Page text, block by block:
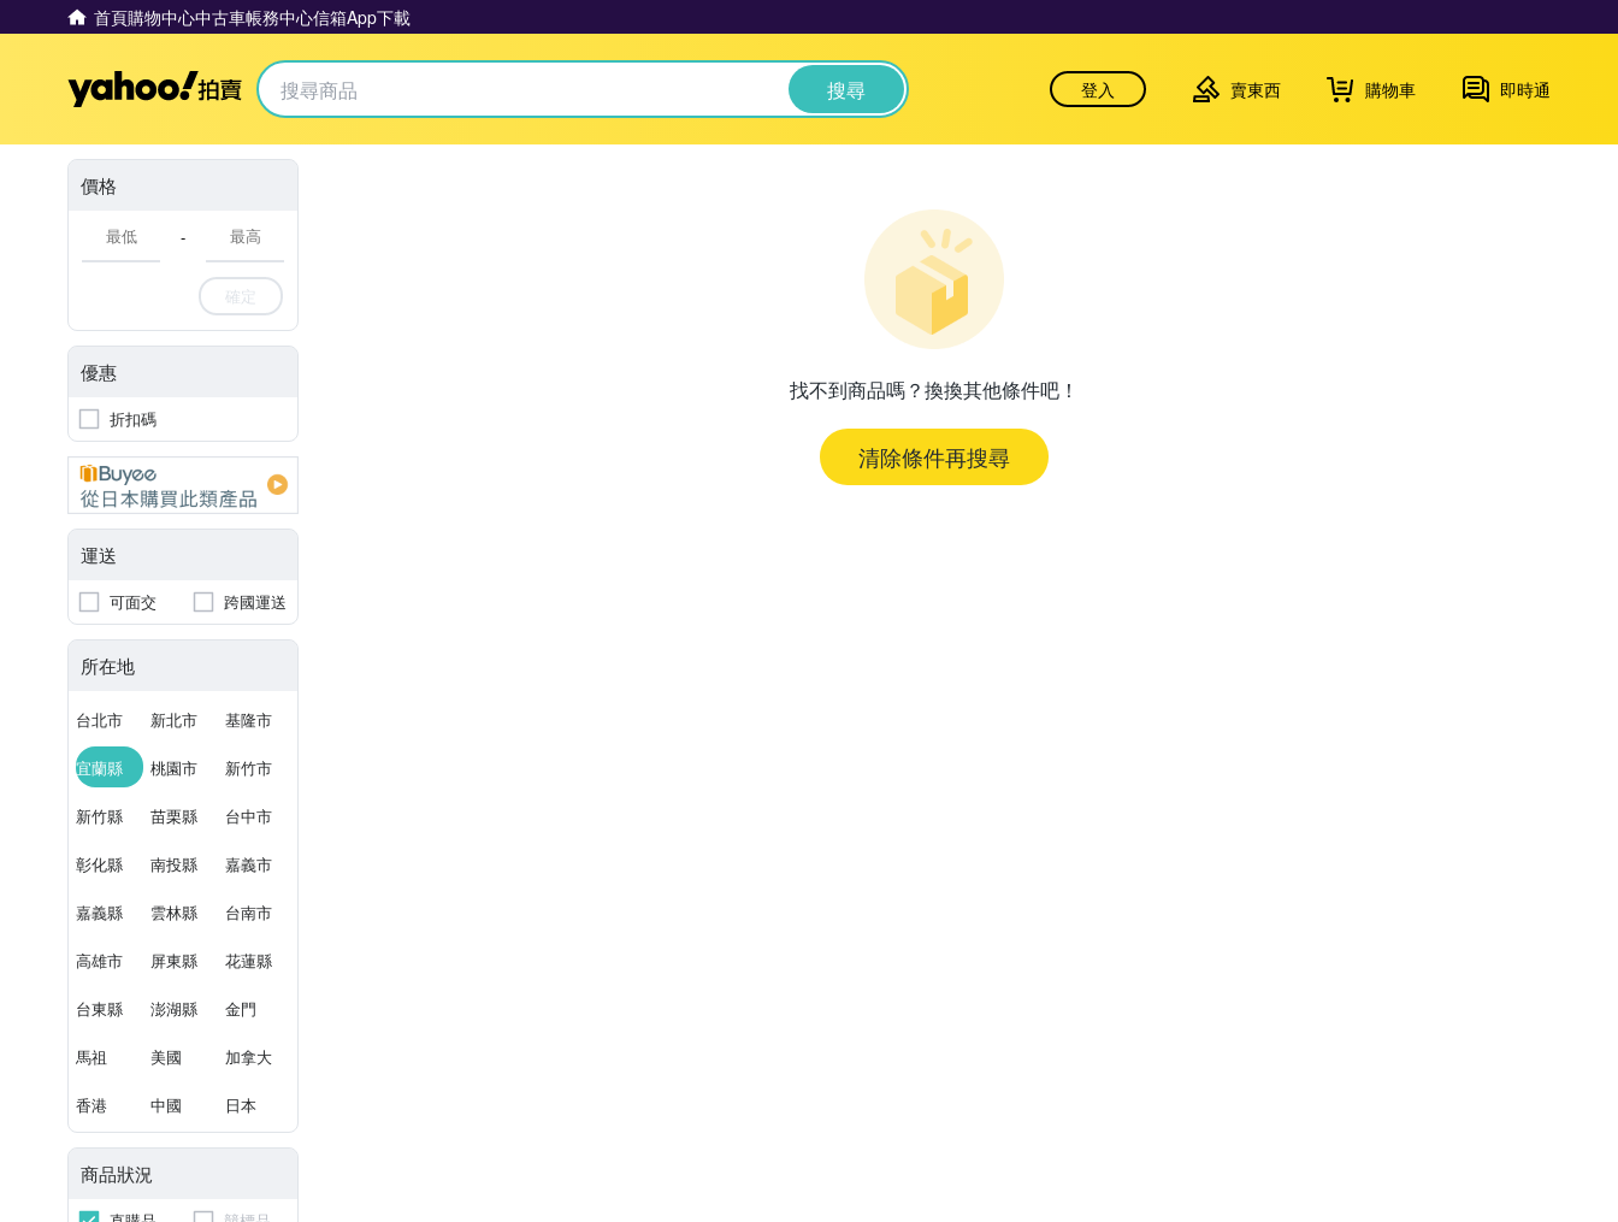
首頁購物中心中古車帳務中心信箱App下載
Yahoo拍賣 搜尋 登入 賣東西 購物車 即時通
價格
-
確定
優惠
折扣碼
運送
可面交 跨國運送
所在地
台北市 新北市 基隆市
宜蘭縣 桃園市 新竹市
新竹縣 苗栗縣 台中市
彰化縣 南投縣 嘉義市
嘉義縣 雲林縣 台南市
高雄市 屏東縣 花蓮縣
台東縣 澎湖縣 金門
馬祖 美國 加拿大
香港 中國 日本
商品狀況
找不到商品嗎？換換其他條件吧！
清除條件再搜尋